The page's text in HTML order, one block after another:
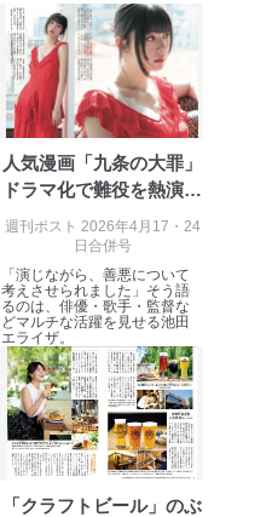
人気漫画「九条の大罪」
ドラマ化で難役を熱演・
池田エライザ
週刊ポスト 2026年4月17・24
日合併号
「演じながら、善悪について
考えさせられました」そう語
るのは、俳優・歌手・監督な
どマルチな活躍を見せる池田
エライザ。
「クラフトビール」のぶ